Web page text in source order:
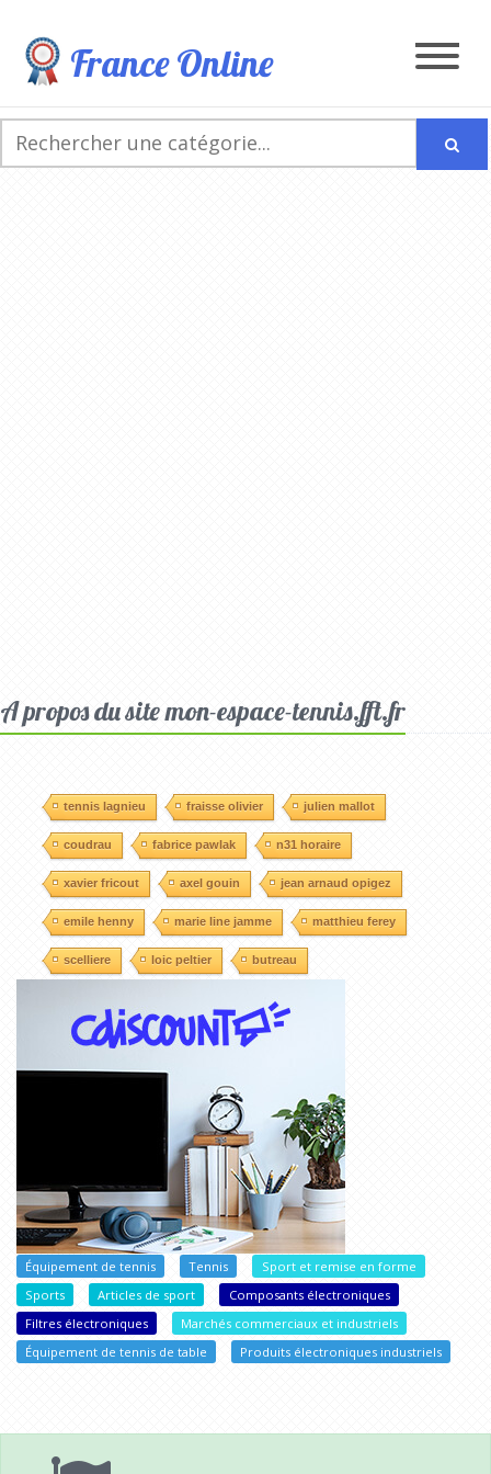
France Online
A propos du site mon-espace-tennis.fft.fr
tennis lagnieu fraisse olivier julien mallot
coudrau fabrice pawlak n31 horaire
xavier fricout axel gouin jean arnaud opigez
emile henny marie line jamme matthieu ferey
scelliere loic peltier butreau
Équipement de tennis Tennis
Sport et remise en forme
Sports
Articles de sport
Composants électroniques
Filtres électroniques
Marchés commerciaux et industriels
Équipement de tennis de table
Produits électroniques industriels